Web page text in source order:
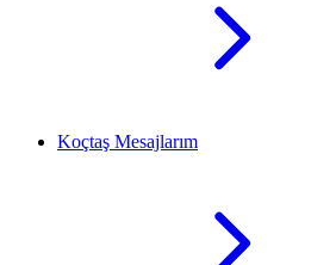
Koçtaş Mesajlarım